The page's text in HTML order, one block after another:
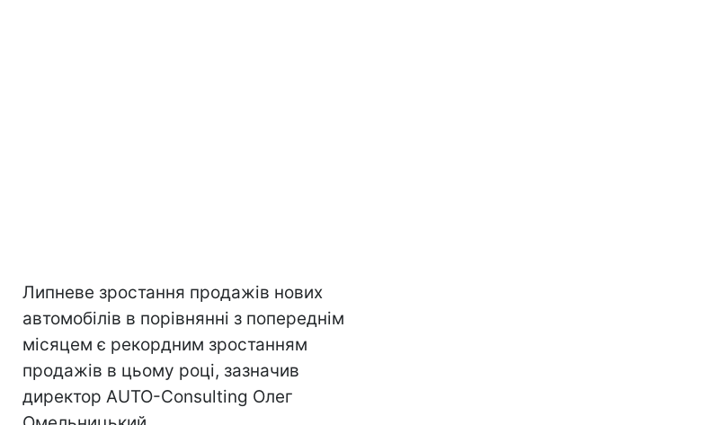
Липневе зростання продажів нових
автомобілів в порівнянні з попереднім
місяцем є рекордним зростанням
продажів в цьому році, зазначив
директор AUTO-Consulting Олег